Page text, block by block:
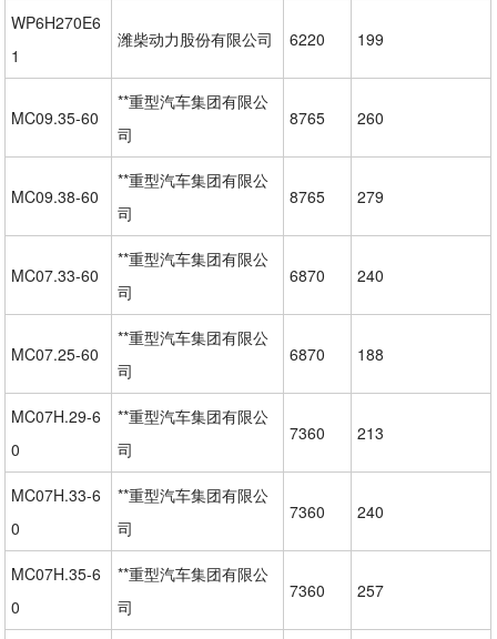
WP6H270E6
1
潍柴动力股份有限公司 6220 199
MC09.35-60
**重型汽车集团有限公
司
8765 260
MC09.38-60
**重型汽车集团有限公
司
8765 279
MC07.33-60
**重型汽车集团有限公
司
6870 240
MC07.25-60
**重型汽车集团有限公
司
6870 188
MC07H.29-6
0
**重型汽车集团有限公
司
7360 213
MC07H.33-6
0
**重型汽车集团有限公
司
7360 240
MC07H.35-6
0
**重型汽车集团有限公
司
7360 257